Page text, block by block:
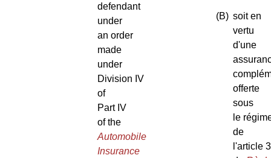
defendant
under
an order
made
under
Division IV
of
Part IV
of the
Automobile
Insurance
(B) soit en
vertu
d'une
offerte
sous
le
de
l'article